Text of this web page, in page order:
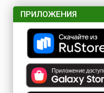
ПРИЛОЖЕНИЯ